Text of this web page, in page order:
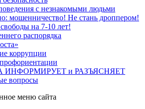
с незнакомыми людьми
мошенничество! Не стань дроппером!
на 7-10 лет!
распорядка
коррупции
ИНФОРМИРУЕТ и РАЗЪЯСНЯЕТ
вопросы
меню сайта